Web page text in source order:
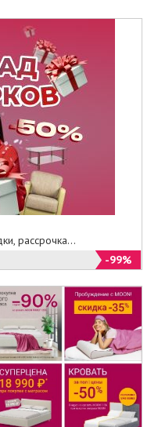
рассрочка...
-99%